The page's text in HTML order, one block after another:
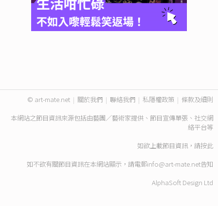
© art-mate.net | 關於我們 | 聯絡我們 | 私隱權政策 | 條款及細則
本網站之節目資訊來源包括由藝團／藝術家提供、節目宣傳單張、社交網
絡平台等
如欲上載節目資訊，請按此
如不欲有關節目資訊在本網站顯示，請電郵info@art-mate.net告知
AlphaSoft Design Ltd